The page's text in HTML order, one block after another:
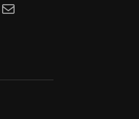
電子郵件